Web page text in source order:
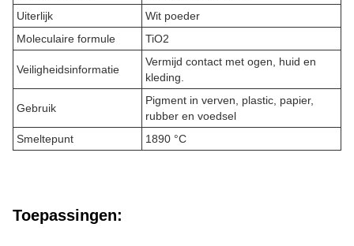
Uiterlijk
Wit poeder
Moleculaire formule
TiO2
Veiligheidsinformatie
Vermijd contact met ogen, huid en
kleding.
Gebruik
Pigment in verven, plastic, papier,
rubber en voedsel
Smeltepunt
1890 °C
Toepassingen: